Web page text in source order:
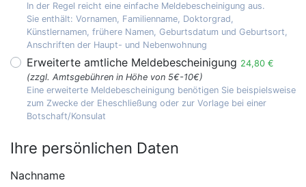
In der Regel reicht eine einfache Meldebescheinigung aus.
Sie enthält: Vornamen, Familienname, Doktorgrad,
Künstlernamen, frühere Namen, Geburtsdatum und Geburtsort,
Anschriften der Haupt- und Nebenwohnung
Erweiterte amtliche Meldebescheinigung 24,80 €
(zzgl. Amtsgebühren in Höhe von 5€-10€)
Eine erweiterte Meldebescheinigung benötigen Sie beispielsweise
zum Zwecke der Eheschließung oder zur Vorlage bei einer
Botschaft/Konsulat
Ihre persönlichen Daten
Nachname